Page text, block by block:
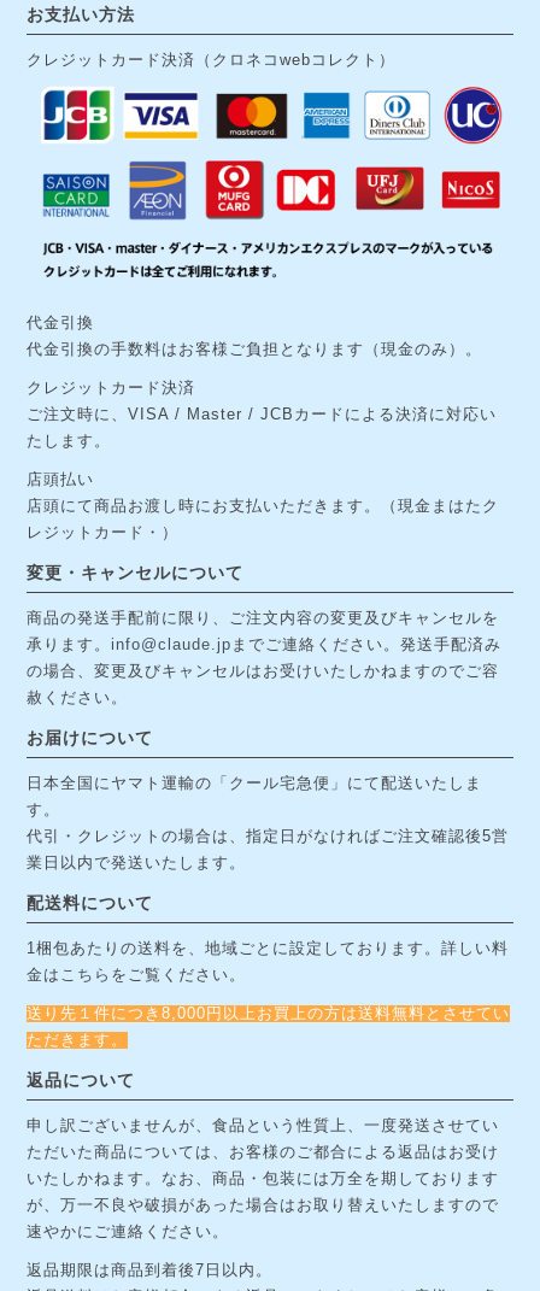
お支払い方法
クレジットカード決済（クロネコwebコレクト）
代金引換
代金引換の手数料はお客様ご負担となります（現金のみ）。
クレジットカード決済
ご注文時に、VISA / Master / JCBカードによる決済に対応い
たします。
店頭払い
店頭にて商品お渡し時にお支払いただきます。（現金まはたク
レジットカード・）
変更・キャンセルについて
商品の発送手配前に限り、ご注文内容の変更及びキャンセルを
承ります。 info@claude.jp までご連絡ください。発送手配済み
の場合、変更及びキャンセルはお受けいたしかねますのでご容
赦ください。
お届けについて
日本全国にヤマト運輸の「クール宅急便」にて配送いたしま
す。
代引・クレジットの場合は、指定日がなければご注文確認後5営
業日以内で発送いたします。
配送料について
1梱包あたりの送料を、地域ごとに設定しております。詳しい料
金は こちら をご覧ください。
送り先１件につき8,000円以上お買上の方は送料無料とさせてい
ただきます。
返品について
申し訳ございませんが、食品という性質上、一度発送させてい
ただいた商品については、お客様のご都合による返品はお受け
いたしかねます。なお、商品・包装には万全を期しております
が、万一不良や破損があった場合はお取り替えいたしますので
速やかにご連絡ください。
返品期限は商品到着後7日以内。